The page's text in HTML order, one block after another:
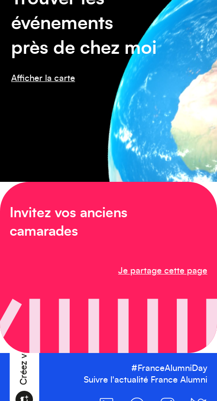
événements
près de chez moi
Afficher la carte
Invitez vos anciens
camarades
Je partage cette page
Créez votre événement
Afrique
Amérique du Nord
#FranceAlumniDay
Suivre l'actualité France Alumni